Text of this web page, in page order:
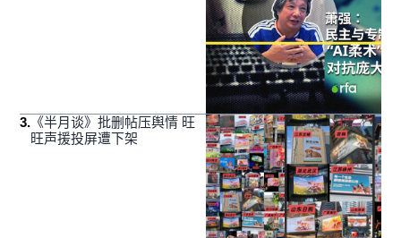
3. 《半月谈》批删帖压舆情 旺
旺声援投屏遭下架